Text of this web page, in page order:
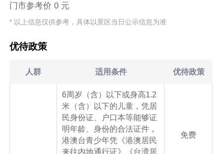
门市参考价 0 元
* 以上信息仅供参考，具体以景区当日公示信息为准
优待政策
人群 适用条件 优待政策
6周岁（含）以下或身高1.2
米（含）以下的儿童，凭居
民身份证、户口本等能够证
明年龄、身份的合法证件，
港澳台青少年凭《港澳居民
来往内地通行证》《台湾居
免费